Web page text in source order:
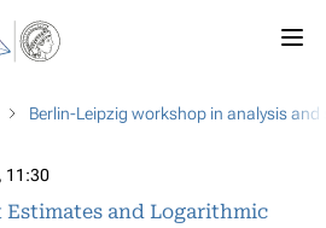
Berlin-Leipzig workshop in analysis
11:30
and Logarithmic